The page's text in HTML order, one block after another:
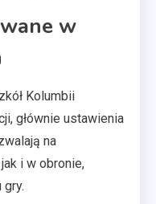
w
Kolumbii
głównie ustawienia
na
i w obronie,